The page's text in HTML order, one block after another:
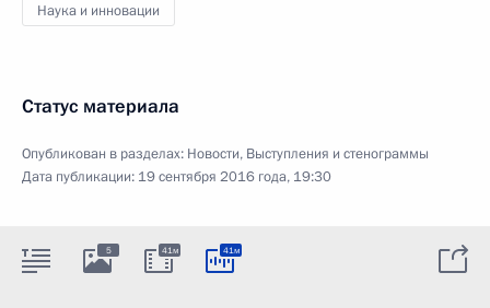
Наука и инновации
Статус материала
Опубликован в разделах: Новости, Выступления и стенограммы
Дата публикации: 19 сентября 2016 года, 19:30
5 41м 41м